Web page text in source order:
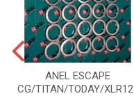
ANEL ESCAPE
CG/TITAN/TODAY/